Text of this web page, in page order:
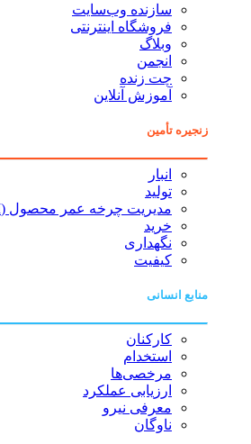
سازنده وب‌سایت
فروشگاه اینترنتی
وبلاگ
انجمن
چت زنده
آموزش آنلاین
زنجیره تأمین
انبار
تولید
مدیریت چرخه عمر محصول (PLM)
خرید
نگهداری
کیفیت
منابع انسانی
کارکنان
استخدام
مرخصی‌ها
ارزیابی عملکرد
معرفی نیرو
ناوگان